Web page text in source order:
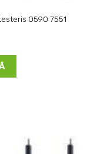
0590 7551